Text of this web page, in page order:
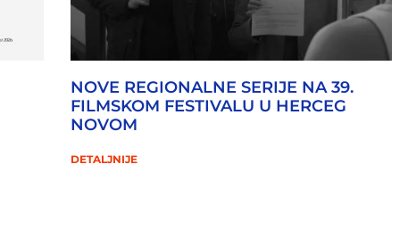
NOVE REGIONALNE SERIJE NA 39.
FILMSKOM FESTIVALU U HERCEG
NOVOM
DETALJNIJE